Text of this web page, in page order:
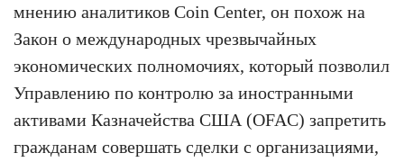
мнению аналитиков Coin Center, он похож на
Закон о международных чрезвычайных
экономических полномочиях, который позволил
Управлению по контролю за иностранными
активами Казначейства США (OFAC) запретить
гражданам совершать сделки с организациями,